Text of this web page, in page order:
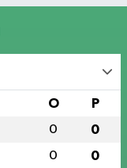
O P
0 0
0 0